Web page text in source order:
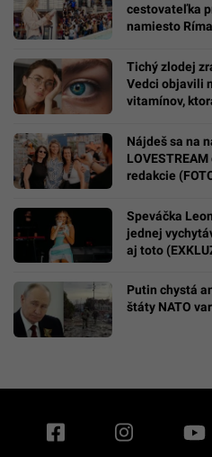
cestovateľka
namiesto
Tichý zlodej
Vedci objavili
vitamínov,
Nájdeš sa na
redakcie
Speváčka
jednej
aj toto
Putin chystá
štáty NATO